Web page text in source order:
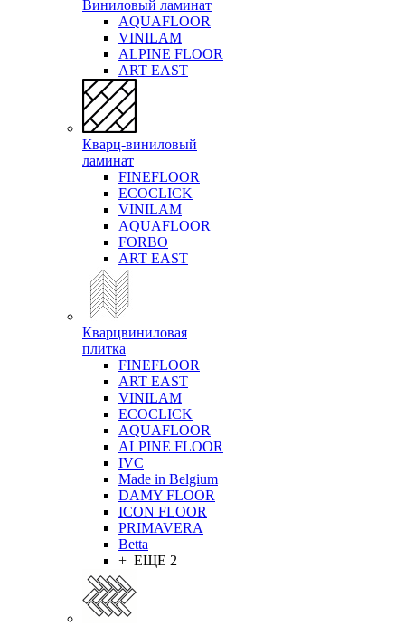
Виниловый ламинат
AQUAFLOOR
VINILAM
ALPINE FLOOR
ART EAST
Кварц-виниловый
ламинат
FINEFLOOR
ECOCLICK
VINILAM
AQUAFLOOR
FORBO
ART EAST
Кварцвиниловая
плитка
FINEFLOOR
ART EAST
VINILAM
ECOCLICK
AQUAFLOOR
ALPINE FLOOR
IVC
Made in Belgium
DAMY FLOOR
ICON FLOOR
PRIMAVERA
Betta
+ ЕЩЕ 2